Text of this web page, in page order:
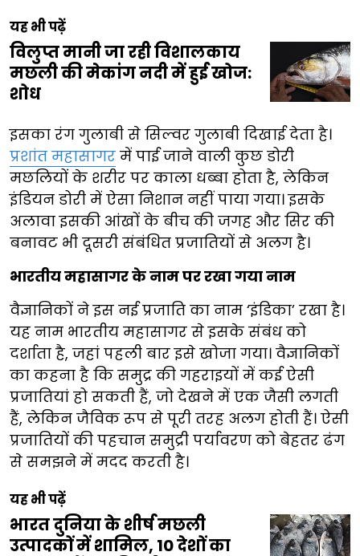
यह भी पढ़ें
विलुप्त मानी जा रही विशालकाय
मछली की मेकांग नदी में हुई खोज:
शोध
इसका रंग गुलाबी से सिल्वर गुलाबी दिखाई देता है।
प्रशांत महासागर में पाई जाने वाली कुछ डोरी
मछलियों के शरीर पर काला धब्बा होता है, लेकिन
इंडियन डोरी में ऐसा निशान नहीं पाया गया। इसके
अलावा इसकी आंखों के बीच की जगह और सिर की
बनावट भी दूसरी संबंधित प्रजातियों से अलग है।
भारतीय महासागर के नाम पर रखा गया नाम
वैज्ञानिकों ने इस नई प्रजाति का नाम ‘इंडिका’ रखा है।
यह नाम भारतीय महासागर से इसके संबंध को
दर्शाता है, जहां पहली बार इसे खोजा गया। वैज्ञानिकों
का कहना है कि समुद्र की गहराइयों में कई ऐसी
प्रजातियां हो सकती हैं, जो देखने में एक जैसी लगती
हैं, लेकिन जैविक रूप से पूरी तरह अलग होती हैं। ऐसी
प्रजातियों की पहचान समुद्री पर्यावरण को बेहतर ढंग
से समझने में मदद करती है।
यह भी पढ़ें
भारत दुनिया के शीर्ष मछली
उत्पादकों में शामिल, 10 देशों का